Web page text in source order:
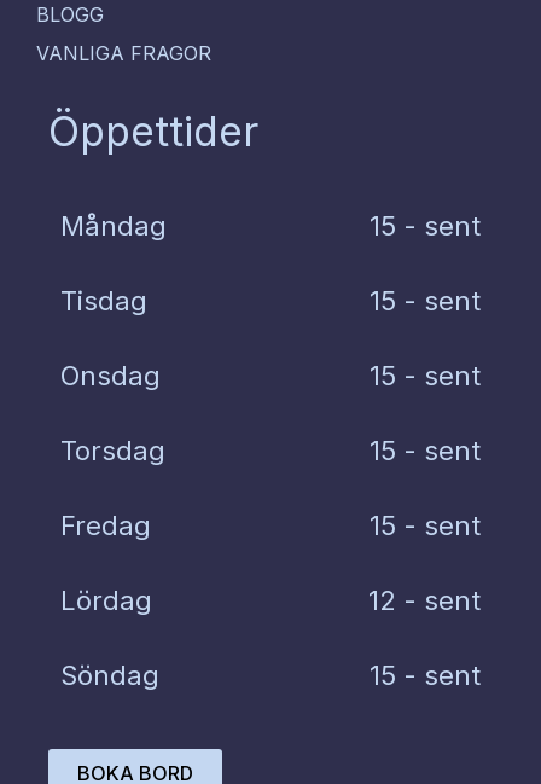
BLOGG
VANLIGA FRAGOR
Öppettider
Måndag 15 - sent
Tisdag 15 - sent
Onsdag 15 - sent
Torsdag 15 - sent
Fredag 15 - sent
Lördag 12 - sent
Söndag 15 - sent
BOKA BORD